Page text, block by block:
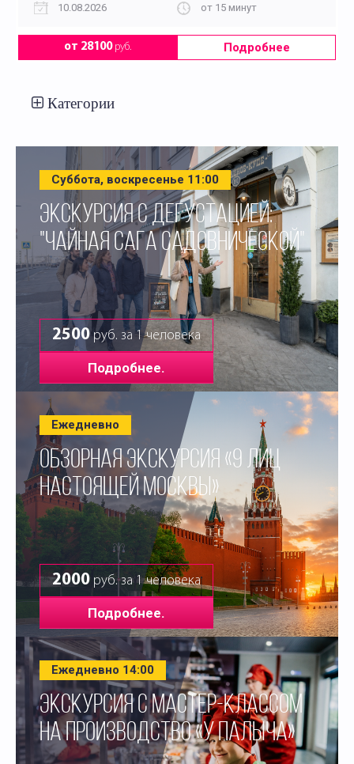
10.08.2026
от 15 минут
от 28100руб. Подробнее
Категории
Суббота, воскресенье 11:00
ЭКСКУРСИЯ С ДЕГУСТАЦИЕЙ:
"ЧАЙНАЯ САГА САДОВНИЧЕСКОЙ"
2500руб. за 1 человека
Подробнее.
Ежедневно
ОБЗОРНАЯ ЭКСКУРСИЯ «9 ЛИЦ
НАСТОЯЩЕЙ МОСКВЫ»
2000 руб. за 1 человека
Подробнее.
Ежедневно 14:00
ЭКСКУРСИЯ С МАСТЕР-КЛАССОМ
НА ПРОИЗВОДСТВО «У ПАЛЫЧА»